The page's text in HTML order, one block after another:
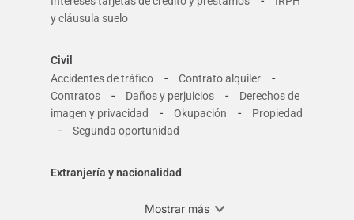
y cláusula suelo
Civil
Accidentes de tráfico
- Contrato alquiler -
Contratos - Daños y perjuicios -
Derechos de
imagen y privacidad
- Okupación - Propiedad
- Segunda oportunidad
Extranjería y nacionalidad
Mostrar más